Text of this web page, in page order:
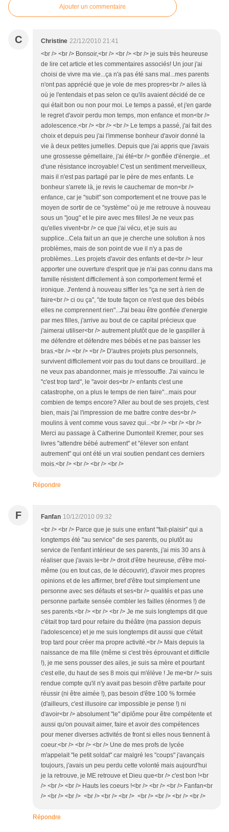
Ajouter un commentaire
C Christine 22/12/2010 21:41
<br /> <br /> Bonsoir,<br /> <br /> <br /> je suis très heureuse
de lire cet article et les commentaires associés! Un jour j'ai
choisi de vivre ma vie...ça n'a pas été sans mal...mes parents
n'ont pas apprécié que je vole de mes propres<br /> ailes là
où je l'entendais et pas selon ce qu'ils avaient décidé de ce
qui était bon ou non pour moi. Le temps a passé, et j'en garde
le regret d'avoir perdu mon temps, mon enfance et mon<br />
adolescence.<br /> <br /> <br /> Le temps a passé, j'ai fait des
choix et depuis peu j'ai l'immense bonheur d'avoir donné la
vie à deux petites jumelles. Depuis que j'ai appris que j'avais
une grossesse gémellaire, j'ai été<br /> gonflée d'énergie...et
d'une résistance incroyable! C'est un sentiment merveilleux,
mais il n'est pas partagé par le père de mes enfants. Le
bonheur s'arrete là, je revis le cauchemar de mon<br />
enfance, car je "subit" son comportement et ne trouve pas le
moyen de sortir de ce "système" où je me retrouve à nouveau
sous un "joug" et le pire avec mes filles! Je ne veux pas
qu'elles vivent<br /> ce que j'ai vécu, et je suis au
supplice...Cela fait un an que je cherche une solution à nos
problèmes, mais de son point de vue il n'y a pas de
problèmes...Les projets d'avoir des enfants et de<br /> leur
apporter une ouverture d'esprit que je n'ai pas connu dans ma
famille résistent difficilement à son comportement fermé et
ironique. J'entend à nouveau siffler les "ça ne sert à rien de
faire<br /> ci ou ça", "de toute façon ce n'est que des bébés
elles ne comprennent rien"...J'ai beau être gonflée d'energie
par mes filles, j'arrive au bout de ce capital précieux que
j'aimerai utiliser<br /> autrement plutôt que de le gaspiller à
me défendre et défendre mes bébés et ne pas baisser les
bras.<br /> <br /> <br /> D'autres projets plus personnels,
survivent difficilement voir pas du tout dans ce brouillard...je
ne veux pas abandonner, mais je m'essouffle. J'ai vaincu le
"c'est trop tard", le "avoir des<br /> enfants c'est une
catastrophe, on a plus le temps de rien faire"...mais pour
combien de temps encore? Aller au bout de ses projets, c'est
bien, mais j'ai l'impression de me battre contre des<br />
moulins à vent comme vous savez qui...<br /> <br /> <br />
Merci au passage à Catherine Dumonteil Kremer, pour ses
livres "attendre bébé autrement" et "élever son enfant
autrement" qui ont été un vrai soutien pendant ces derniers
mois.<br /> <br /> <br /> <br />
Répondre
F Fanfan 10/12/2010 09:32
<br /> <br /> Parce que je suis une enfant "fait-plaisir" qui a
longtemps été "au service" de ses parents, ou plutôt au
service de l'enfant intérieur de ses parents, j'ai mis 30 ans à
réaliser que j'avais le<br /> droit d'être heureuse, d'être moi-
même (ou en tout cas, de le découvrir), d'avoir mes propres
opinions et de les affirmer, bref d'être tout simplement une
personne avec ses défauts et ses<br /> qualités et pas une
personne parfaite sensée combler les failles (énormes !) de
ses parents.<br /> <br /> <br /> Je me suis longtemps dit que
c'était trop tard pour refaire du théâtre (ma passion depuis
l'adolescence) et je me suis longtemps dit aussi que c'était
trop tard pour créer ma propre activité.<br /> Mais depuis la
naissance de ma fille (même si c'est très éprouvant et difficile
!), je me sens pousser des ailes, je suis sa mère et pourtant
c'est elle, du haut de ses 8 mois qui m'élève ! Je me<br /> suis
rendue compte qu'il n'y avait pas besoin d'être parfaite pour
réussir (ni être aimée !), pas besoin d'être 100 % formée
(d'ailleurs, c'est illusoire car impossible je pense !) ni
d'avoir<br /> absolument "le" diplôme pour être compétente et
aussi qu'on pouvait aimer, faire et avoir des compétences
pour mener diverses activités de front si elles nous tiennent à
coeur.<br /> <br /> <br /> Une de mes profs de lycée
m'appelait "le petit soldat" car malgré les "coups" j'avançais
toujours, j'avais un peu perdu cette volonté mais aujourd'hui
je la retrouve, je ME retrouve et Dieu que<br /> c'est bon !<br
/> <br /> <br /> Hauts les coeurs !<br /> <br /> <br /> Fanfan<br
/> <br /> <br /> <br /> <br /> <br /> <br /> <br /> <br /> <br />
Répondre